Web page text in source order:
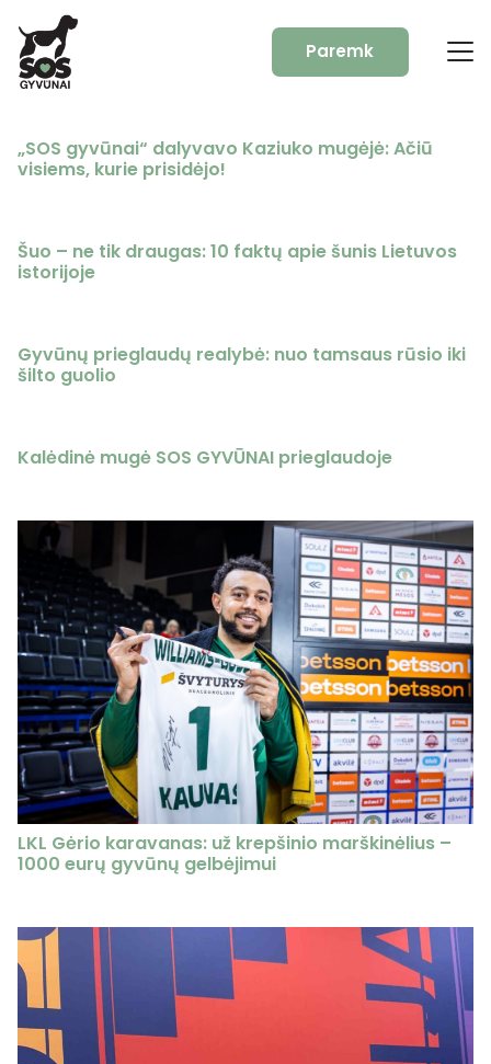
Paremk
„SOS gyvūnai“ dalyvavo Kaziuko mugėjė: Ačiū
visiems, kurie prisidėjo!
Šuo – ne tik draugas: 10 faktų apie šunis Lietuvos
istorijoje
Gyvūnų prieglaudų realybė: nuo tamsaus rūsio iki
šilto guolio
Kalėdinė mugė SOS GYVŪNAI prieglaudoje
LKL Gėrio karavanas: už krepšinio marškinėlius –
1000 eurų gyvūnų gelbėjimui